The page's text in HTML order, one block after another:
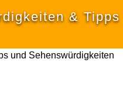
& Tipps